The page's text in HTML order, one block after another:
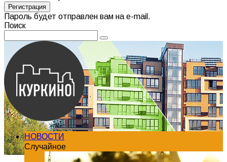
Пароль будет отправлен вам на e-mail.
Поиск
НОВОСТИ
Случайное